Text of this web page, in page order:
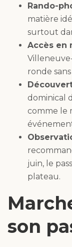
Rando-
matière
surtout
Accès en
ronde
dominical
comme le
juin, le
plateau.
son